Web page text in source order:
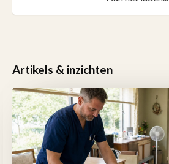
Artikels & inzichten